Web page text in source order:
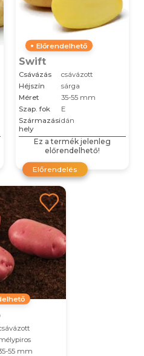
Előrendelhető
Swift
Csávázás
csávázott
Héjszín
sárga
Méret
35-55 mm
Szap. fok
E
Származási
hely
dán
Ez a termék jelenleg
előrendelhető!
Előrendelés
55 mm